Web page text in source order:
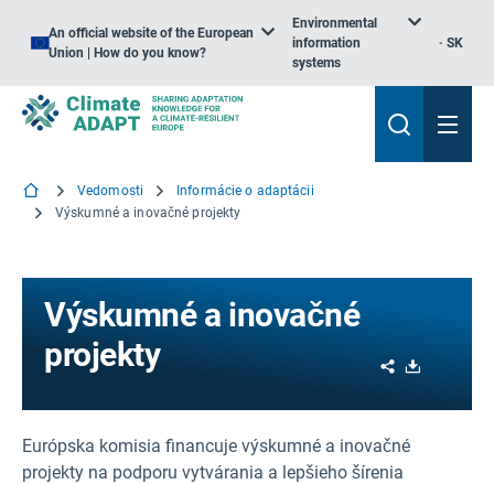
An official website of the European
Union | How do you know?
Environmental
information
systems
SK
Vedomosti
Informácie o adaptácii
Výskumné a inovačné projekty
Výskumné a inovačné
projekty
Share
Európska komisia financuje výskumné a inovačné
projekty na podporu vytvárania a lepšieho šírenia